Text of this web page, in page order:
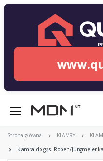
Strona główna KLAMRY
Klamra do gąs. Roben/Jungmeier